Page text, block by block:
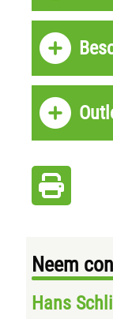
Neem
Hans